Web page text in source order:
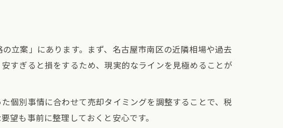
の見極め
ト
立案」にあります。まず、名古屋市南区の近隣相場や過去
すぎると損をするため、現実的なラインを見極めることが
個別事情に合わせて売却タイミングを調整することで、税
望も事前に整理しておくと安心です。